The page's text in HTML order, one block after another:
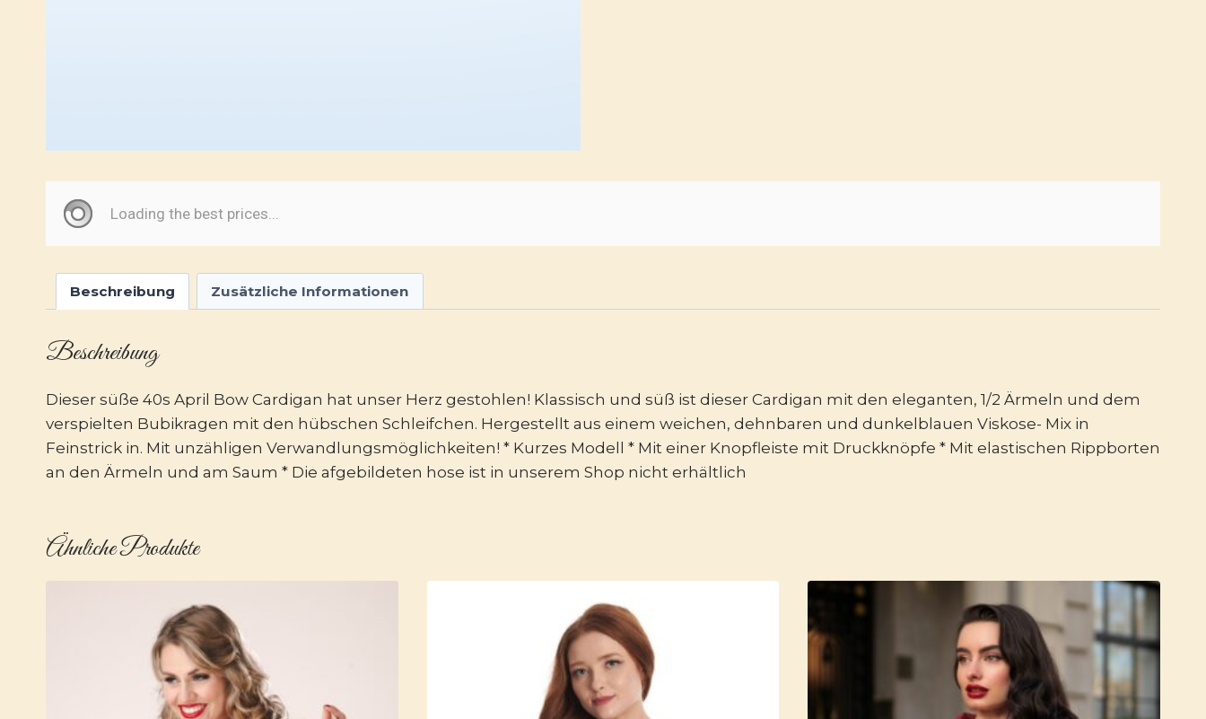
Beschreibung Zusätzliche Informationen
Beschreibung
Dieser süße 40s April Bow Cardigan hat unser Herz gestohlen! Klassisch und süß ist dieser Cardigan mit den eleganten, 1/2 Ärmeln und dem
verspielten Bubikragen mit den hübschen Schleifchen. Hergestellt aus einem weichen, dehnbaren und dunkelblauen Viskose- Mix in
Feinstrick in. Mit unzähligen Verwandlungsmöglichkeiten! * Kurzes Modell * Mit einer Knopfleiste mit Druckknöpfe * Mit elastischen Rippborten
an den Ärmeln und am Saum * Die afgebildeten hose ist in unserem Shop nicht erhältlich
Ähnliche Produkte